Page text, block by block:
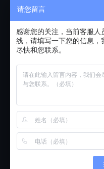
请您留言
感谢您的关注，当前客服人
线，请填写一下您的信息，
尽快和您联系。